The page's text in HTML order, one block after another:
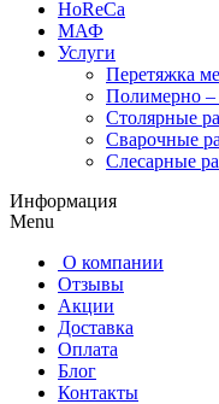
HoReCa
МАФ
Услуги
Перетяжка
Полимерно –
Столярные
Сварочные
Слесарные
Информация
Menu
О компании
Отзывы
Акции
Доставка
Оплата
Блог
Контакты